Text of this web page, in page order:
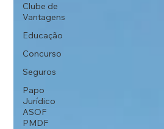
Clube de
Vantagens
Educação
Concurso
Seguros
Papo
Jurídico
ASOF
PMDF